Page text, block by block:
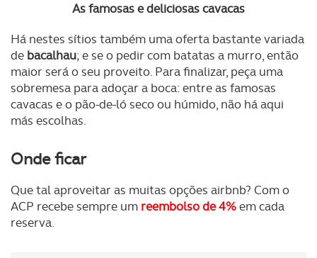
As famosas e deliciosas cavacas
Há nestes sítios também uma oferta bastante variada
de bacalhau; e se o pedir com batatas a murro, então
maior será o seu proveito. Para finalizar, peça uma
sobremesa para adoçar a boca: entre as famosas
cavacas e o pão-de-ló seco ou húmido, não há aqui
más escolhas.
Onde ficar
Que tal aproveitar as muitas opções airbnb? Com o
ACP recebe sempre um reembolso de 4%em cada
reserva.